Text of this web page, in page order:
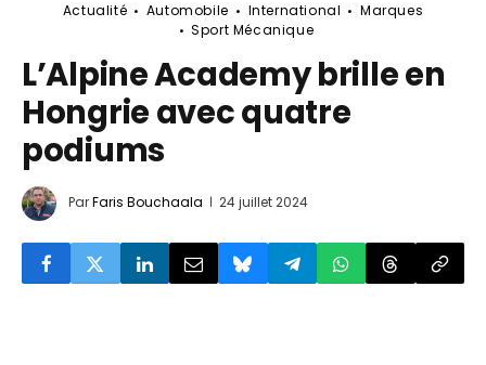
Actualité Automobile International
Marques
Sport Mécanique
L’Alpine Academy brille en
Hongrie avec quatre
podiums
ParFaris Bouchaala 24 juillet 2024